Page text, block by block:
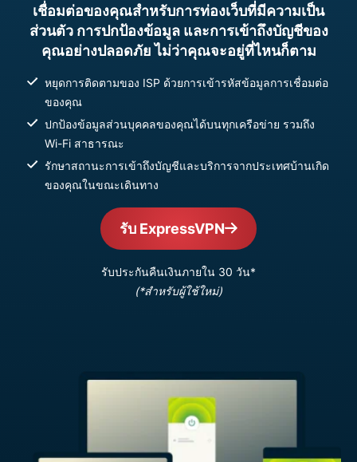
เชื่อมต่อของคุณสำหรับการท่องเว็บที่มีความเป็น
ส่วนตัว การปกป้องข้อมูล และการเข้าถึงบัญชีของ
คุณอย่างปลอดภัย ไม่ว่าคุณจะอยู่ที่ไหนก็ตาม
หยุดการติดตามของ ISP ด้วยการเข้ารหัสข้อมูลการเชื่อมต่อ
ของคุณ
ปกป้องข้อมูลส่วนบุคคลของคุณได้บนทุกเครือข่าย รวมถึง
Wi-Fi สาธารณะ
รักษาสถานะการเข้าถึงบัญชีและบริการจากประเทศบ้านเกิด
ของคุณในขณะเดินทาง
รับ ExpressVPN
รับประกันคืนเงินภายใน 30 วัน*
(*สำหรับผู้ใช้ใหม่)